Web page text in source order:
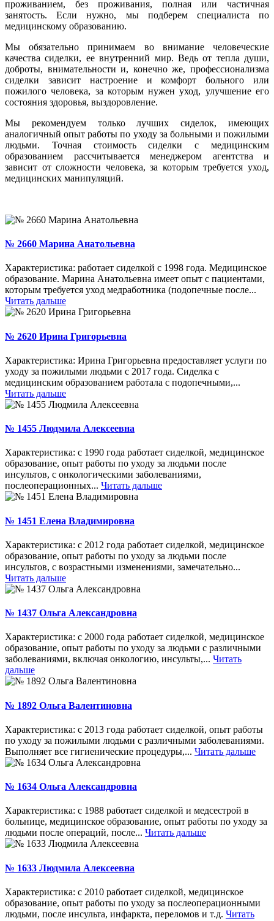
проживанием, без проживания, полная или частичная
занятость. Если нужно, мы подберем специалиста по
медицинскому образованию.
Мы обязательно принимаем во внимание человеческие
качества сиделки, ее внутренний мир. Ведь от тепла души,
доброты, внимательности и, конечно же, профессионализма
сиделки зависит настроение и комфорт больного или
пожилого человека, за которым нужен уход, улучшение его
состояния здоровья, выздоровление.
Мы рекомендуем только лучших сиделок, имеющих
аналогичный опыт работы по уходу за больными и пожилыми
людьми. Точная стоимость сиделки с медицинским
образованием рассчитывается менеджером агентства и
зависит от сложности человека, за которым требуется уход,
медицинских манипуляций.
№ 2660 Марина Анатольевна
Характеристика: работает сиделкой с 1998 года. Медицинское
образование. Марина Анатольевна имеет опыт с пациентами,
которым требуется уход медработника (подопечные после...
Читать дальше
№ 2620 Ирина Григорьевна
Характеристика: Ирина Григорьевна предоставляет услуги по
уходу за пожилыми людьми с 2017 года. Сиделка с
медицинским образованием работала с подопечными,...
Читать дальше
№ 1455 Людмила Алексеевна
Характеристика: с 1990 года работает сиделкой, медицинское
образование, опыт работы по уходу за людьми после
инсультов, с онкологическими заболеваниями,
послеоперационных... Читать дальше
№ 1451 Елена Владимировна
Характеристика: с 2012 года работает сиделкой, медицинское
образование, опыт работы по уходу за людьми после
инсультов, с возрастными изменениями, замечательно...
Читать дальше
№ 1437 Ольга Александровна
Характеристика: с 2000 года работает сиделкой, медицинское
образование, опыт работы по уходу за людьми с различными
заболеваниями, включая онкологию, инсульты,... Читать
дальше
№ 1892 Ольга Валентиновна
Характеристика: с 2013 года работает сиделкой, опыт работы
по уходу за пожилыми людьми с различными заболеваниями.
Выполняет все гигиенические процедуры,... Читать дальше
№ 1634 Ольга Александровна
Характеристика: с 1988 работает сиделкой и медсестрой в
больнице, медицинское образование, опыт работы по уходу за
людьми после операций, после... Читать дальше
№ 1633 Людмила Алексеевна
Характеристика: с 2010 работает сиделкой, медицинское
образование, опыт работы по уходу за послеоперационными
людьми, после инсульта, инфаркта, переломов и т.д. Читать